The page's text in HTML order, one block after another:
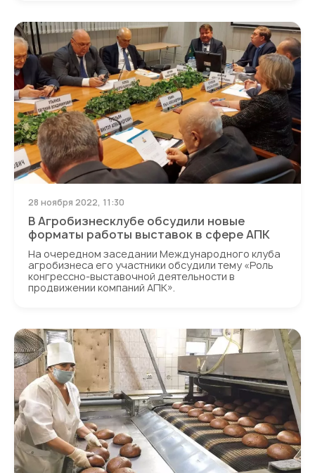
В Агробизнесклубе обсудили новые
форматы работы выставок в сфере АПК
28 ноября 2022, 11:30
На очередном заседании Международного клуба
агробизнеса его участники обсудили тему «Роль
конгрессно-выставочной деятельности в
продвижении компаний АПК».